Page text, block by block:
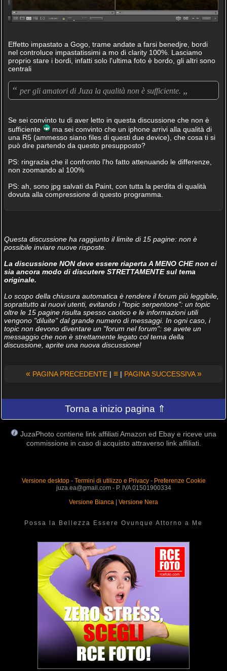
Effetto impastato a Gogo, trame andate a farsi benedjre, bordi
nel controluce impastatissimi a mo di clarity 100%. Lasciamo
proprio stare i bordi, infatti solo l'ultima foto è bordo, gli altri sono
centrali
“ per gli amatori di Juza la qualità non è sufficiente. „
Se sei convinto tu di aver letto in questa discussione che non è
sufficiente
ma sei convinto che un iphone arrivi alla qualità di
una R5 (ammesso siano files di questi due device), che cosa ti si
può dire partendo da questo presupposto?
PS: ringrazia che il confronto l'ho fatto attenuando le differenze,
non zoomando al 100%
PS: ah, sono jpg salvati da Paint, con tutta la perdita di qualità
dovuta alla compressione di questo programma.
Questa discussione ha raggiunto il limite di 15 pagine: non è
possibile inviare nuove risposte.
La discussione NON deve essere riaperta A MENO CHE non ci
sia ancora modo di discutere STRETTAMENTE sul tema
originale.
Lo scopo della chiusura automatica è rendere il forum più leggibile,
soprattutto ai nuovi utenti, evitando i "topic serpentone": un topic
oltre le 15 pagine risulta spesso caotico e le informazioni utili
vengono "diluite" dal grande numero di messaggi. In ogni caso, i
topic non devono diventare un "forum nel forum": se avete un
messaggio che non è strettamente legato col tema della
discussione, aprite una nuova discussione!
« PAGINA PRECEDENTE| ≡| PAGINA SUCCESSIVA»
Torna a inizio pagina ⇑
JuzaPhoto contiene link affiliati Amazon ed Ebay e riceve una
commissione in caso di acquisto attraverso link affiliati.
Versione desktop- Termini di utilizzo e Privacy- Preferenze Cookie
juza.ea@gmail.com - P. IVA 01501900334
Versione Bianca | Versione Nera
Possa la Bellezza Essere Ovunque Attorno a Me